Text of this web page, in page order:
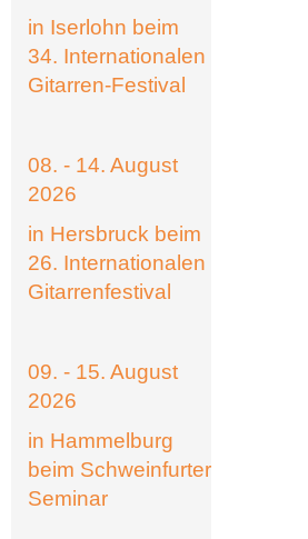
in Iserlohn beim
34. Internationalen
Gitarren-Festival
08. - 14. August
2026
in Hersbruck beim
26. Internationalen
Gitarrenfestival
09. - 15. August
2026
in Hammelburg
beim Schweinfurter
Seminar